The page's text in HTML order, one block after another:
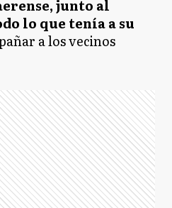
junto al
lo que tenía a su
a los vecinos